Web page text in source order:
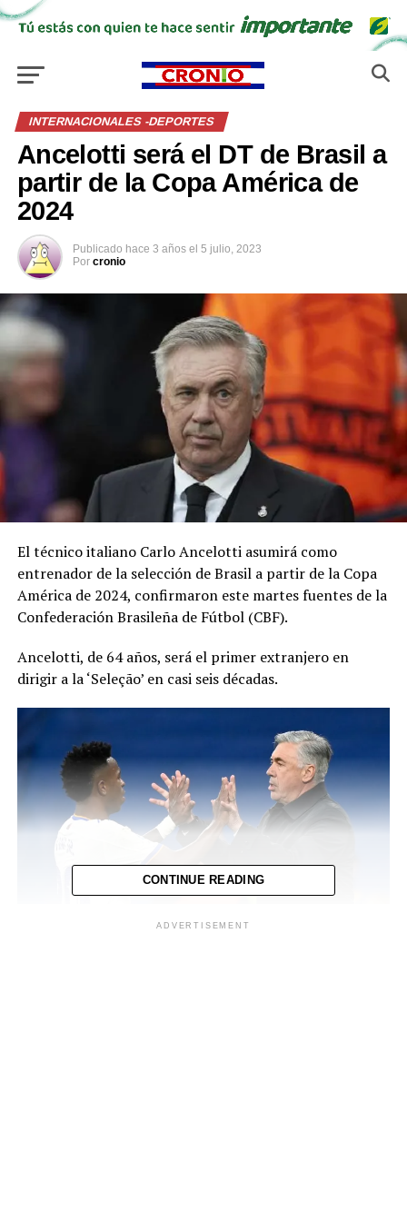
INTERNACIONALES -DEPORTES
Ancelotti será el DT de Brasil a
partir de la Copa América de
2024
Publicado hace 3 años el 5 julio, 2023
Por cronio
El técnico italiano Carlo Ancelotti asumirá como
entrenador de la selección de Brasil a partir de la Copa
América de 2024, confirmaron este martes fuentes de la
Confederación Brasileña de Fútbol (CBF).
Ancelotti, de 64 años, será el primer extranjero en
dirigir a la ‘Seleção’ en casi seis décadas.
CONTINUE READING
ADVERTISEMENT